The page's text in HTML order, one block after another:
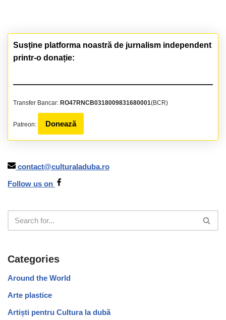
Susține platforma noastră de jurnalism independent
printr-o donație:
Transfer Bancar: RO47RNCB0318009831680001(BCR)
Patreon: Donează
contact@culturaladuba.ro
Follow us on
Categories
Around the World
Arte plastice
Artiști pentru Cultura la dubă